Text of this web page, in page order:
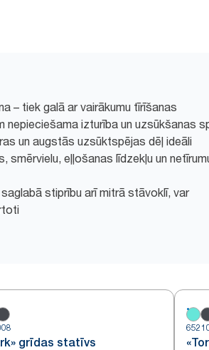
– tiek galā ar vairākumu tīrīšanas
nepieciešama izturība un uzsūkšanas
un augstās uzsūktspējas dēļ ideāli
smērvielu, eļļošanas līdzekļu un
stiprību arī mitrā stāvoklī, var
grīdas statīvs